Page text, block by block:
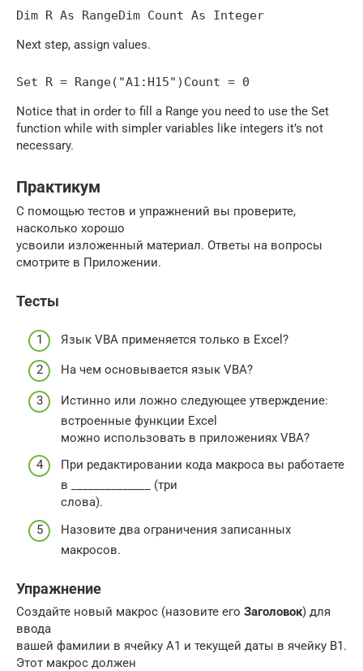
Dim R As RangeDim Count As Integer
Next step, assign values.
Set R = Range("A1:H15")Count = 0
Notice that in order to fill a Range you need to use the Set
function while with simpler variables like integers it’s not
necessary.
Практикум
С помощью тестов и упражнений вы проверите,
насколько хорошо
усвоили изложенный материал. Ответы на вопросы
смотрите в Приложении.
Тесты
Язык VBA применяется только в Excel?
На чем основывается язык VBA?
Истинно или ложно следующее утверждение:
встроенные функции Excel
можно использовать в приложениях VBA?
При редактировании кода макроса вы работаете
в ______________ (три
слова).
Назовите два ограничения записанных
макросов.
Упражнение
Создайте новый макрос (назовите его Заголовок) для
ввода
вашей фамилии в ячейку A1 и текущей даты в ячейку В1.
Этот макрос должен